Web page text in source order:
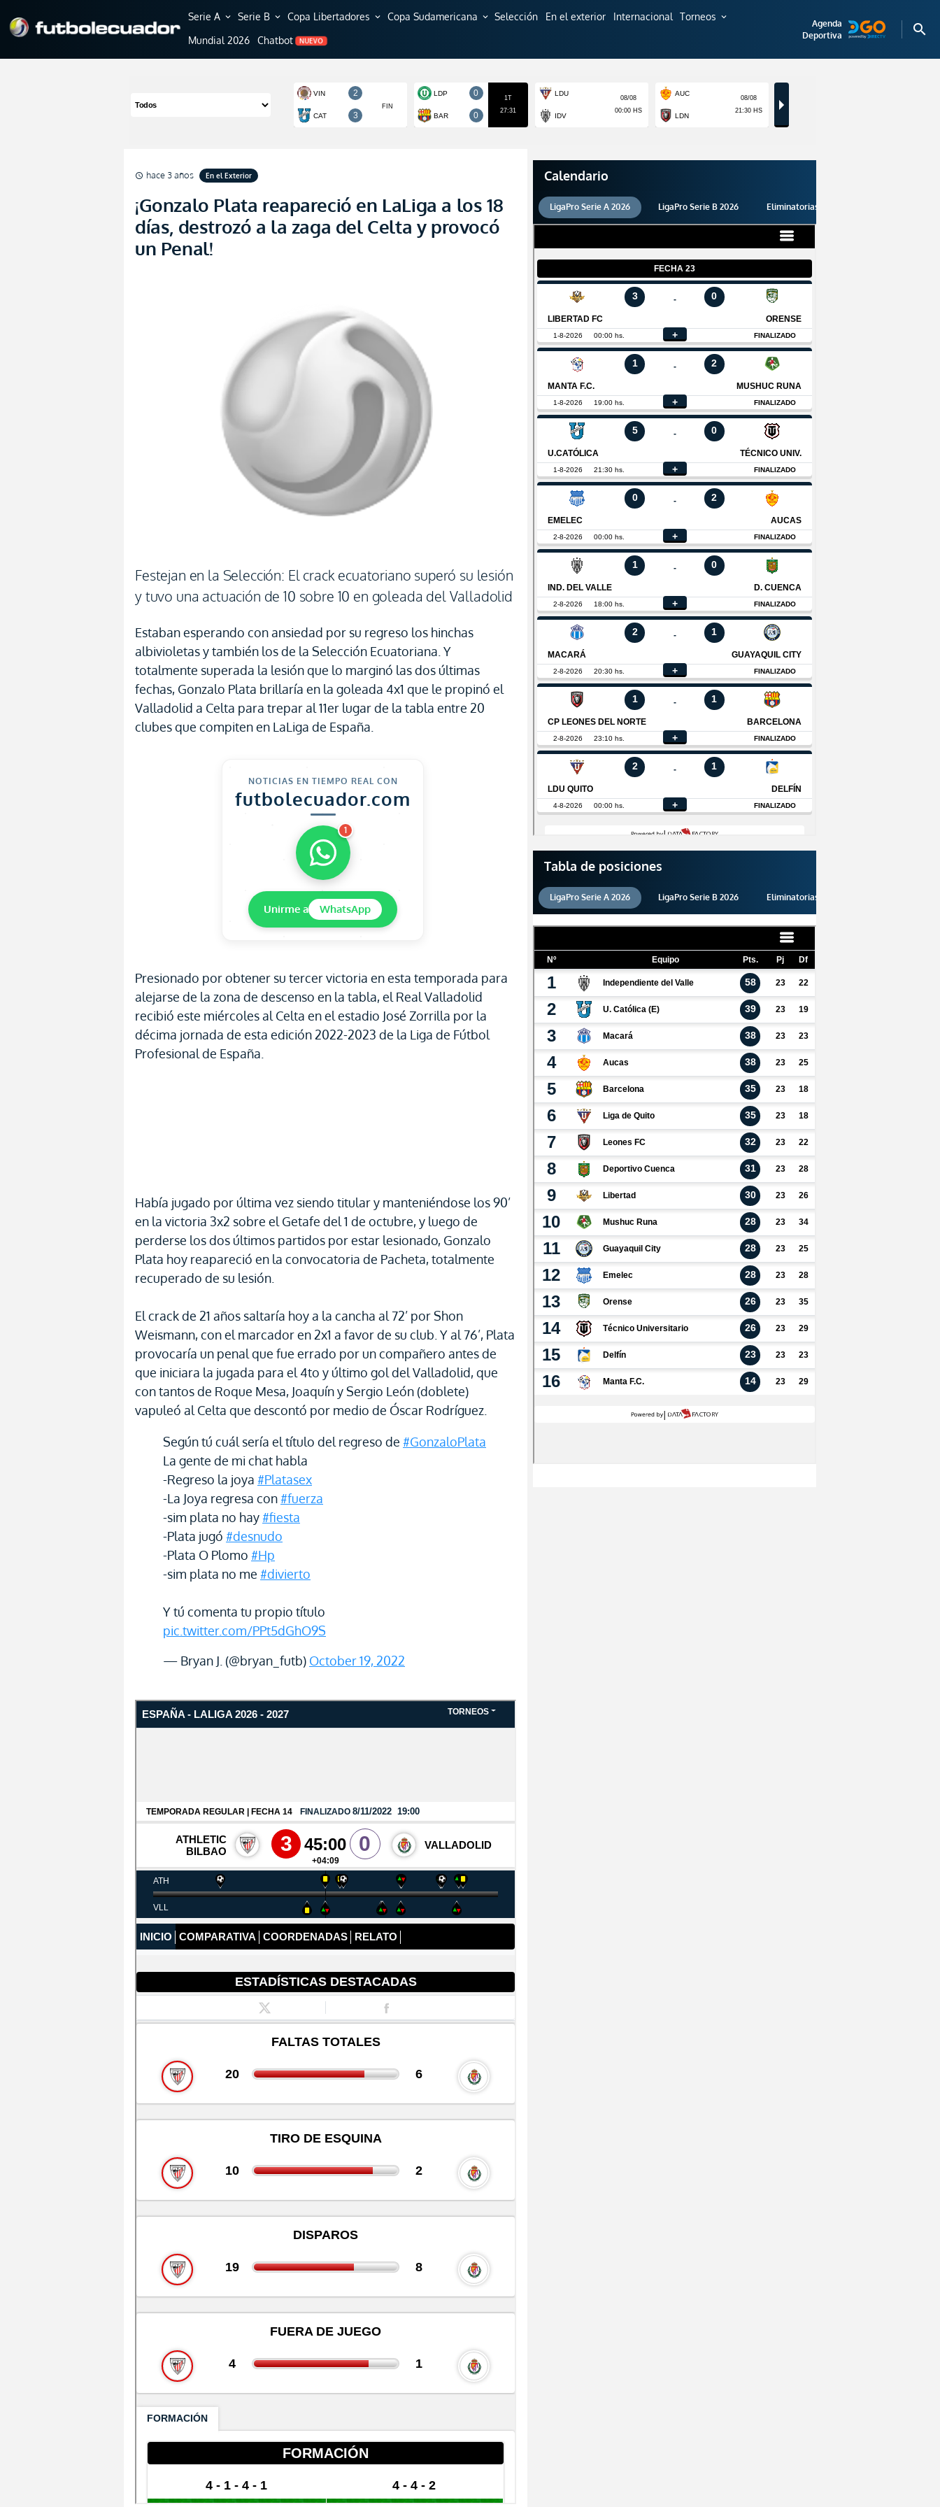
Serie A expand_more Serie B expand_more Copa Libertadores expand_more Copa Sudamericana expand_more Selección En el exterior Internacional Torneos expand_more
Mundial 2026 Chatbot NUEVO
Agenda
Deportiva
search
schedule hace 3 años En el Exterior
¡Gonzalo Plata reapareció en LaLiga a los 18
días, destrozó a la zaga del Celta y provocó
un Penal!
Festejan en la Selección: El crack ecuatoriano superó su lesión
y tuvo una actuación de 10 sobre 10 en goleada del Valladolid
Estaban esperando con ansiedad por su regreso los hinchas
albivioletas y también los de la Selección Ecuatoriana. Y
totalmente superada la lesión que lo marginó las dos últimas
fechas, Gonzalo Plata brillaría en la goleada 4x1 que le propinó el
Valladolid a Celta para trepar al 11er lugar de la tabla entre 20
clubes que compiten en LaLiga de España.
NOTICIAS EN TIEMPO REAL CON
futbolecuador.com
1
Unirme a WhatsApp
Presionado por obtener su tercer victoria en esta temporada para
alejarse de la zona de descenso en la tabla, el Real Valladolid
recibió este miércoles al Celta en el estadio José Zorrilla por la
décima jornada de esta edición 2022-2023 de la Liga de Fútbol
Profesional de España.
Había jugado por última vez siendo titular y manteniéndose los 90’
en la victoria 3x2 sobre el Getafe del 1 de octubre, y luego de
perderse los dos últimos partidos por estar lesionado, Gonzalo
Plata hoy reapareció en la convocatoria de Pacheta, totalmente
recuperado de su lesión.
El crack de 21 años saltaría hoy a la cancha al 72’ por Shon
Weismann, con el marcador en 2x1 a favor de su club. Y al 76’, Plata
provocaría un penal que fue errado por un compañero antes de
que iniciara la jugada para el 4to y último gol del Valladolid, que
con tantos de Roque Mesa, Joaquín y Sergio León (doblete)
vapuleó al Celta que descontó por medio de Óscar Rodríguez.
Según tú cuál sería el título del regreso de #GonzaloPlata
La gente de mi chat habla
-Regreso la joya #Platasex
-La Joya regresa con#fuerza
-sim plata no hay#fiesta
-Plata jugó #desnudo
-Plata O Plomo #Hp
-sim plata no me #divierto
Y tú comenta tu propio título
pic.twitter.com/PPt5dGhO9S
— Bryan J. (@bryan_futb) October 19, 2022
Calendario
LigaPro Serie A 2026 LigaPro Serie B 2026 Eliminatorias 2026
Tabla de posiciones
LigaPro Serie A 2026 LigaPro Serie B 2026 Eliminatorias 2026